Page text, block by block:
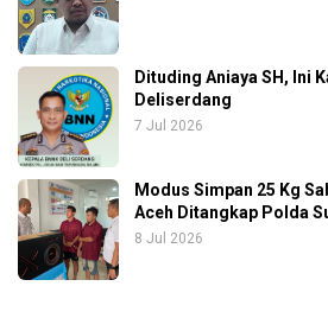
Dituding Aniaya SH, Ini
Deliserdang
7 Jul 2026
Modus Simpan 25 Kg
Aceh Ditangkap Polda
8 Jul 2026